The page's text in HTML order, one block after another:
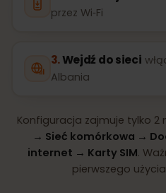
przez Wi‑Fi
Wejdź do sieci
Albania
Konfiguracja zajmuje tylko 2
→ Sieć komórkowa →
internet → Karty SIM.
pierwszego